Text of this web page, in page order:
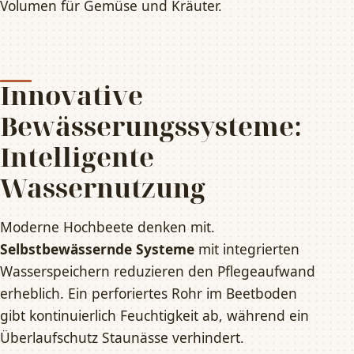
Volumen für Gemüse und Kräuter.
Innovative
Bewässerungssysteme:
Intelligente
Wassernutzung
Moderne Hochbeete denken mit.
Selbstbewässernde Systeme mit integrierten
Wasserspeichern reduzieren den Pflegeaufwand
erheblich. Ein perforiertes Rohr im Beetboden
gibt kontinuierlich Feuchtigkeit ab, während ein
Überlaufschutz Staunässe verhindert.